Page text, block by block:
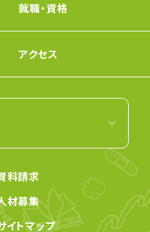
就職・資格
アクセス
料請求
材募集
イトマップ